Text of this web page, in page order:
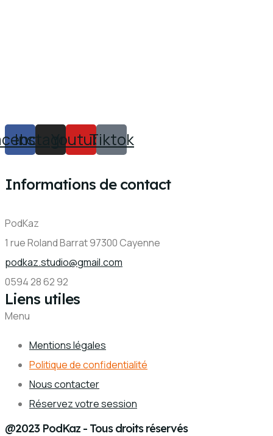
InstagramYoutubeTiktok
Informations de contact
PodKaz
1 rue Roland Barrat 97300 Cayenne
podkaz.studio@gmail.com
0594 28 62 92
Liens utiles
Menu
Mentions légales
Politique de confidentialité
Nous contacter
Réservez votre session
@2023 PodKaz - Tous droits réservés